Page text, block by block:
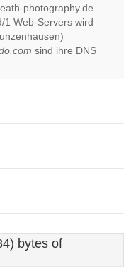
Do you
own this
website?
photography.de
1 Web-Servers wird
sind ihre DNS
bytes of